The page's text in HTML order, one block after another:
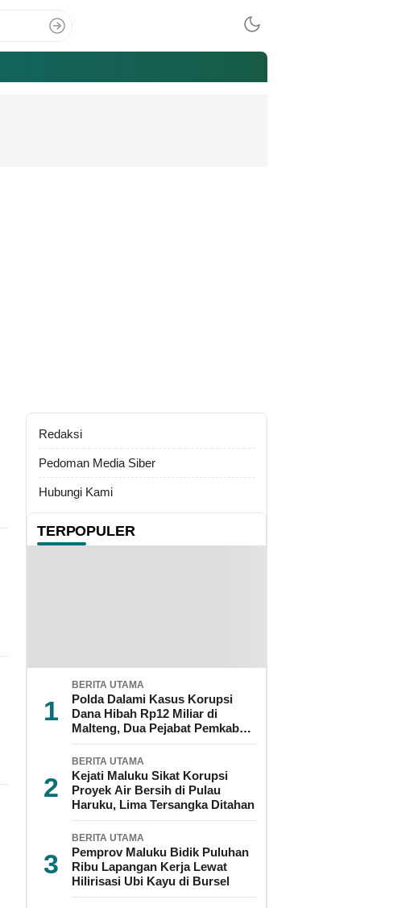
Redaksi
Pedoman Media Siber
Hubungi Kami
TERPOPULER
1
BERITA UTAMA
Polda Dalami Kasus Korupsi
Dana Hibah Rp12 Miliar di
Malteng, Dua Pejabat Pemkab
Diperiksa
2
BERITA UTAMA
Kejati Maluku Sikat Korupsi
Proyek Air Bersih di Pulau
Haruku, Lima Tersangka Ditahan
3
BERITA UTAMA
Pemprov Maluku Bidik Puluhan
Ribu Lapangan Kerja Lewat
Hilirisasi Ubi Kayu di Bursel